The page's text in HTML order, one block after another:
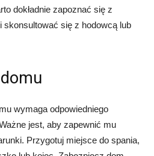
dokładnie zapoznać się z
się z hodowcą lub
wymaga odpowiedniego
jest, aby zapewnić mu
Przygotuj miejsce do spania,